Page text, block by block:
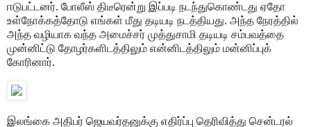
ஈடுபட்டனர். போலீஸ் திடீரென்று இப்படி நடந்துகொண்டது ஏதோ
உள்நோக்கத்தோடு எங்கள் மீது தடியடி நடத்தியது. அந்த நேரத்தில்
அந்த வழியாக வந்த அமைச்சர் முத்துசாமி தடியடி சம்பவத்தை
முன்னிட்டு தோழர்களிடத்திலும் என்னிடத்திலும் மன்னிப்புக்
கோரினார்.
இலங்கை அதிபர் ஜெயவர்தனுக்கு எதிர்ப்பு தெரிவித்து சென்டரல்